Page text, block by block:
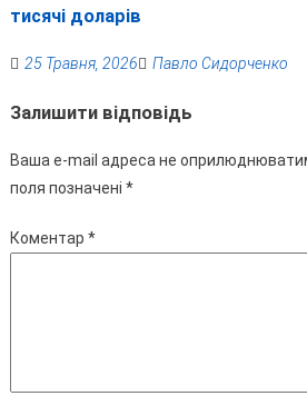
тисячі доларів
25 Травня, 2026 Павло Сидорченко
Залишити відповідь
Ваша e-mail адреса не
поля позначені *
Коментар *